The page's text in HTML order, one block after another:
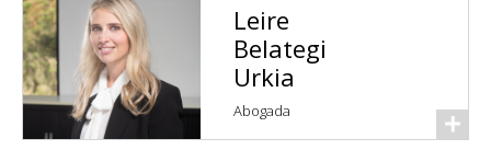
Leire
Belategi
Urkia
Abogada